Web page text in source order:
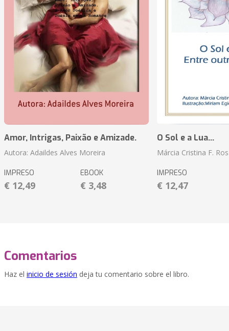
Amor, Intrigas, Paixão e Amizade.
Autora: Adaildes Alves Moreira
IMPRESO
€ 12,49
EBOOK
€ 3,48
O Sol e a Lua...
Márcia Cristina F.
IMPRESO
€ 12,47
Comentarios
Haz el inicio de sesión deja tu comentario sobre el libro.